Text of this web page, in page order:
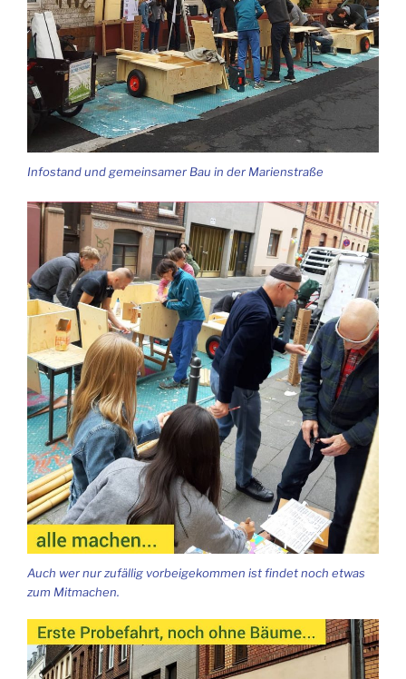
Info­stand und gemein­sa­mer Bau in der Marienstraße
Auch wer nur zufäl­lig vor­bei­ge­kom­men ist fin­det noch etwas
zum Mitmachen.